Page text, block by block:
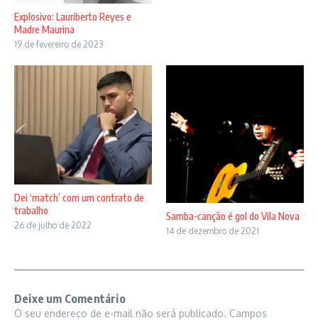
Explosivo: Lauriberto Reyes e
Madre Maurina
19 de fevereiro de 2023
Dei ‘match’ com um contrato de
trabalho
26 de julho de 2022
Samba-canção é gol do Vila Nova
14 de dezembro de 2021
Deixe um Comentário
O seu endereço de e-mail não será publicado. Campos